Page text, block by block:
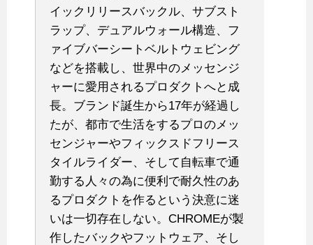
イックリリースバックル、サブスト
ラップ、デュアルウォール構造、フ
ァイブバーシートベルトウェビング
などを搭載し、世界中のメッセンジ
ャーに愛用されるプロダクトへと成
長。ブランド誕生から17年が経過し
たが、都市で生活をするプロのメッ
センジャーやフィックスドフリース
タイルライダー、そして自転車で通
勤する人々の為に便利で耐久性のあ
るプロダクトを作るという決意に迷
いは一切存在しない。CHROMEが製
作したバックやフットウェア、そし